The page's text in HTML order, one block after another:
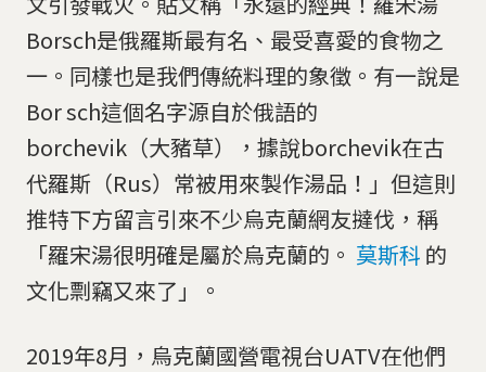
Borsch是俄羅斯最有名、最受喜愛的食物之
一。同樣也是我們傳統料理的象徵。有一說是
Bor sch這個名字源自於俄語的
borchevik（大豬草），據說borchevik在古
代羅斯（Rus）常被用來製作湯品！」但這則
推特下方留言引來不少烏克蘭網友撻伐，稱
「羅宋湯很明確是屬於烏克蘭的。 莫斯科 的
文化剽竊又來了」。
2019年8月，烏克蘭國營電視台UATV在他們